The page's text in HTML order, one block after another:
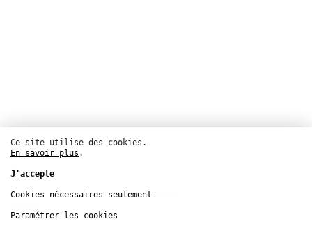
Cinéma
Théâtre de la Ville – Sarah Bernhardt
Ce site utilise des cookies.
En savoir plus .
J'accepte
Cookies nécessaires seulement
Paramétrer les cookies